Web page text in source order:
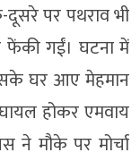
पर पथराव भी
गईं। घटना में
घर आए मेहमान
होकर एमवाय
मौके पर मोर्चा